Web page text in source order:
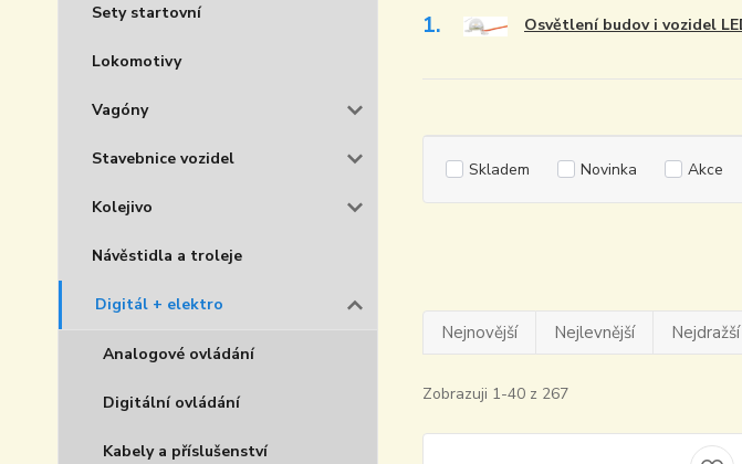
Sety startovní
Lokomotivy
Vagóny
Stavebnice vozidel
Kolejivo
Návěstidla a troleje
Digitál + elektro
Analogové ovládání
Digitální ovládání
Kabely a příslušenství
1. Osvětlení budov i vozidel
Skladem Novinka Akce
Nejnovější Nejlevnější Nejdražší
Zobrazuji 1-40 z 267